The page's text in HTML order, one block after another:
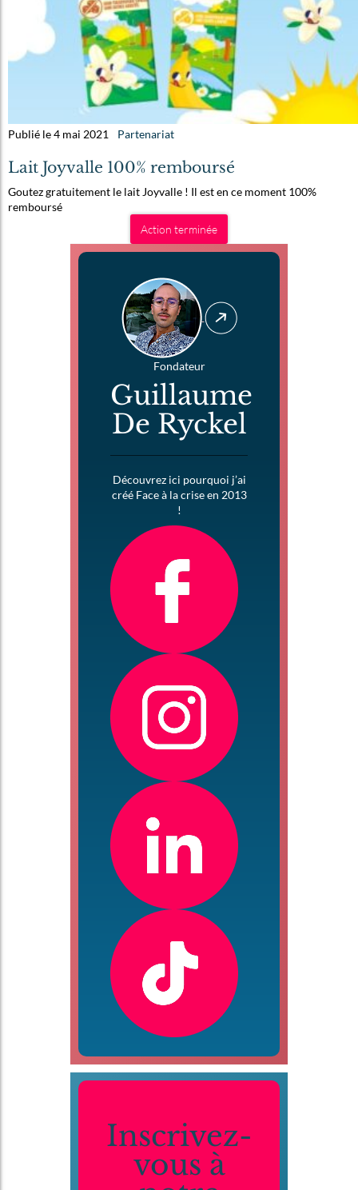
Publié le 4 mai 2021 Partenariat
Lait Joyvalle 100% remboursé
Goutez gratuitement le lait Joyvalle ! Il est en ce moment 100%
remboursé
Action terminée
Fondateur
Guillaume
De Ryckel
Découvrez ici pourquoi j’ai
créé Face à la crise en 2013
!
Inscrivez-
vous à